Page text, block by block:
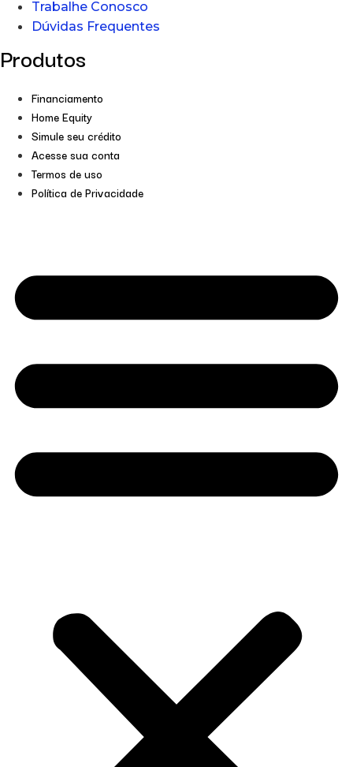
Trabalhe Conosco
Dúvidas Frequentes
Produtos
Financiamento
Home Equity
Simule seu crédito
Acesse sua conta
Termos de uso
Política de Privacidade